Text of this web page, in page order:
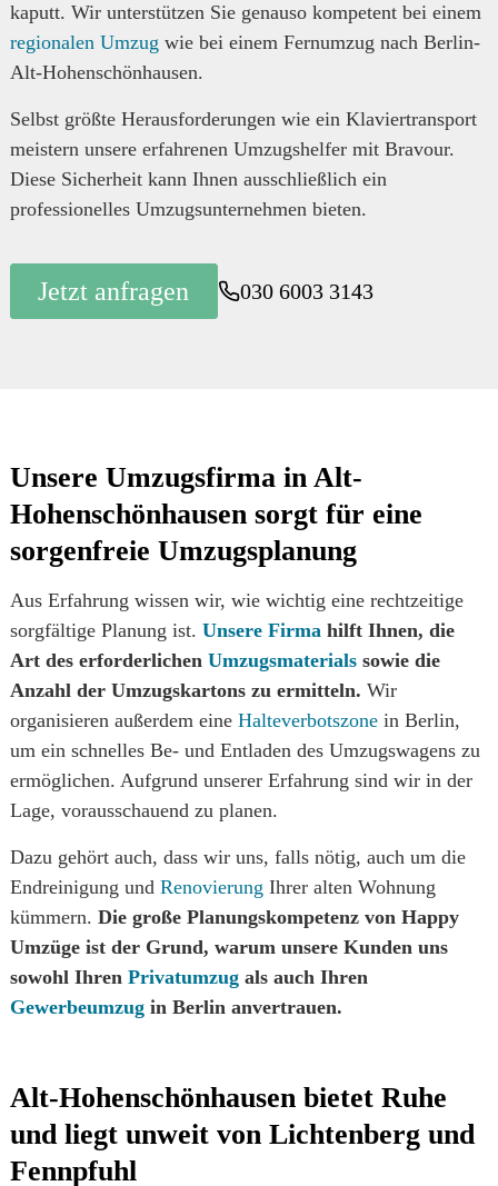
kaputt. Wir unterstützen Sie genauso kompetent bei einem
regionalen Umzug wie bei einem Fernumzug nach Berlin-
Alt-Hohenschönhausen.
Selbst größte Herausforderungen wie ein Klaviertransport
meistern unsere erfahrenen Umzugshelfer mit Bravour.
Diese Sicherheit kann Ihnen ausschließlich ein
professionelles Umzugsunternehmen bieten.
Jetzt anfragen 030 6003 3143
Unsere Umzugsfirma in Alt-
Hohenschönhausen sorgt für eine
sorgenfreie Umzugsplanung
Aus Erfahrung wissen wir, wie wichtig eine rechtzeitige
sorgfältige Planung ist. Unsere Firma hilft Ihnen, die
Art des erforderlichen Umzugsmaterials sowie die
Anzahl der Umzugskartons zu ermitteln. Wir
organisieren außerdem eine Halteverbotszone in Berlin,
um ein schnelles Be- und Entladen des Umzugswagens zu
ermöglichen. Aufgrund unserer Erfahrung sind wir in der
Lage, vorausschauend zu planen.
Dazu gehört auch, dass wir uns, falls nötig, auch um die
Endreinigung und Renovierung Ihrer alten Wohnung
kümmern. Die große Planungskompetenz von Happy
Umzüge ist der Grund, warum unsere Kunden uns
sowohl Ihren Privatumzug als auch Ihren
Gewerbeumzug in Berlin anvertrauen.
Alt-Hohenschönhausen bietet Ruhe
und liegt unweit von Lichtenberg und
Fennpfuhl